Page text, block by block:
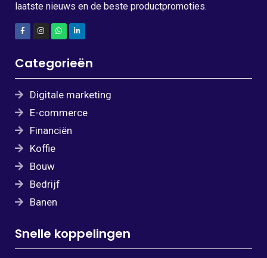
laatste nieuws en de beste productpromoties.
Categorieën
Digitale marketing
E-commerce
Financiën
Koffie
Bouw
Bedrijf
Banen
Snelle koppelingen